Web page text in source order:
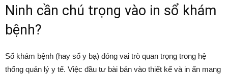
Ninh cần chú trọng vào in sổ khám
bệnh?
Sổ khám bệnh (hay sổ y bạ) đóng vai trò quan trọng trong hệ
thống quản lý y tế. Việc đầu tư bài bản vào thiết kế và in ấn mang